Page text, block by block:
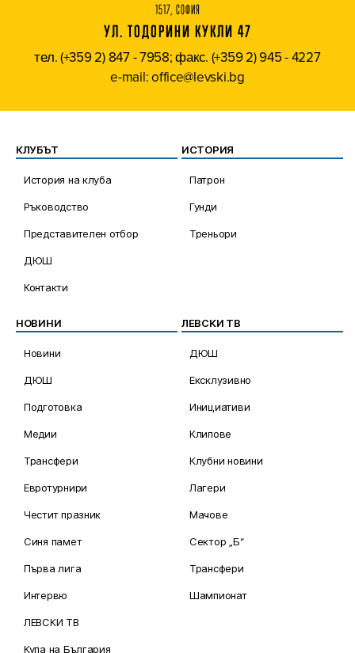
1517, СОФИЯ
УЛ. ТОДОРИНИ КУКЛИ 47
тел. (+359 2) 847 - 7958; факс. (+359 2) 945 - 4227
e-mail: office@levski.bg
КЛУБЪТ
История на клуба
Ръководство
Представителен отбор
ДЮШ
Контакти
ИСТОРИЯ
Патрон
Гунди
Треньори
НОВИНИ
Новини
ДЮШ
Подготовка
Медии
Трансфери
Евротурнири
Честит празник
Синя памет
Първа лига
Интервю
ЛЕВСКИ ТВ
Купа на България
ЛЕВСКИ ТВ
ДЮШ
Ексклузивно
Инициативи
Клипове
Клубни новини
Лагери
Мачове
Сектор „Б“
Трансфери
Шампионат